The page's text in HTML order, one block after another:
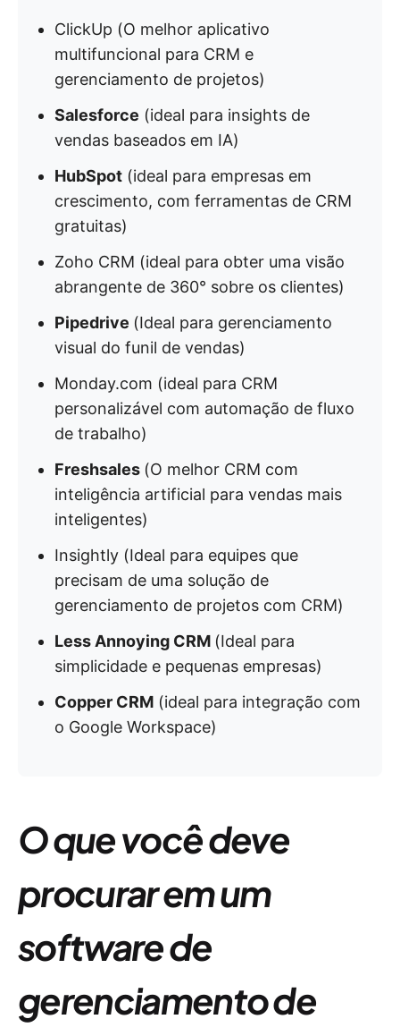
ClickUp (O melhor aplicativo
multifuncional para CRM e
gerenciamento de projetos)
Salesforce (ideal para insights de
vendas baseados em IA)
HubSpot (ideal para empresas em
crescimento, com ferramentas de CRM
gratuitas)
Zoho CRM (ideal para obter uma visão
abrangente de 360° sobre os clientes)
Pipedrive (Ideal para gerenciamento
visual do funil de vendas)
Monday.com (ideal para CRM
personalizável com automação de fluxo
de trabalho)
Freshsales (O melhor CRM com
inteligência artificial para vendas mais
inteligentes)
Insightly (Ideal para equipes que
precisam de uma solução de
gerenciamento de projetos com CRM)
Less Annoying CRM (Ideal para
simplicidade e pequenas empresas)
Copper CRM (ideal para integração com
o Google Workspace)
O que você deve
procurar em um
software de
gerenciamento de